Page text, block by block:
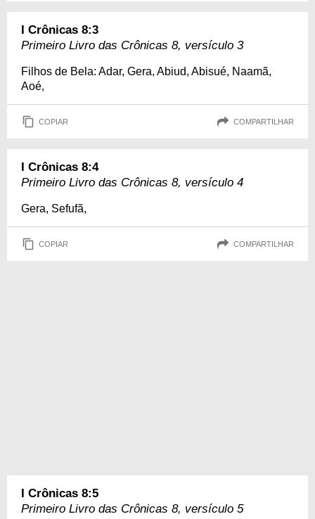
I Crônicas 8:3
Primeiro Livro das Crônicas 8, versículo 3
Filhos de Bela: Adar, Gera, Abiud, Abisué, Naamã,
Aoé,
COPIAR COMPARTILHAR
I Crônicas 8:4
Primeiro Livro das Crônicas 8, versículo 4
Gera, Sefufã,
COPIAR COMPARTILHAR
I Crônicas 8:5
Primeiro Livro das Crônicas 8, versículo 5